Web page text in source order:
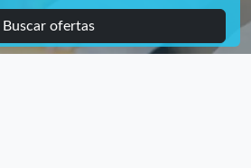
Buscar ofertas